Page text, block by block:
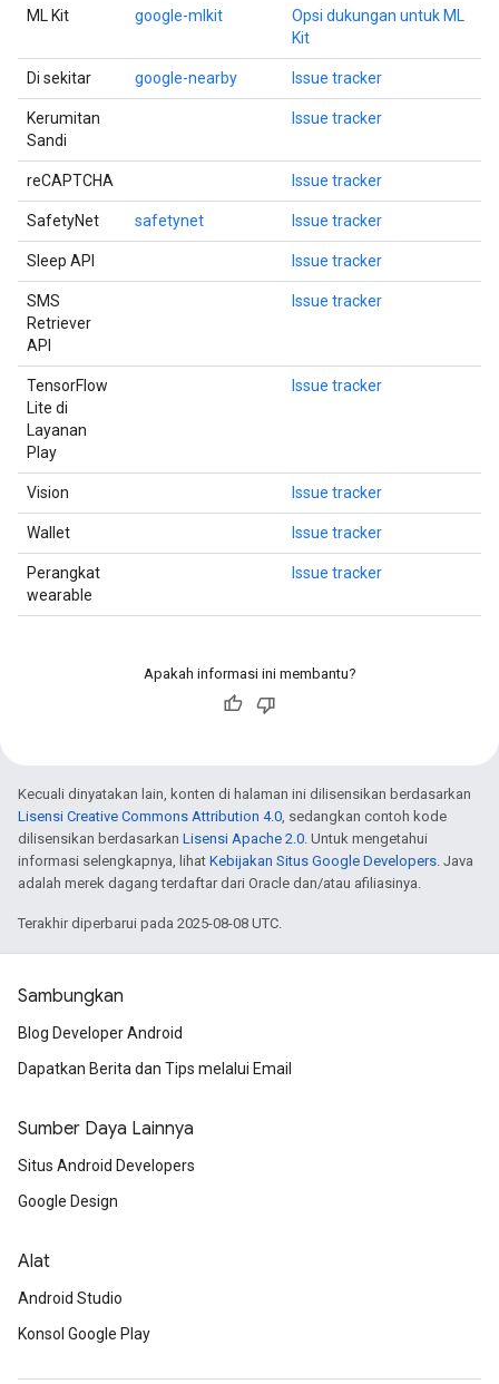
ML Kit google-mlkit
Opsi dukungan untuk ML
Kit
Di sekitar google-nearby Issue tracker
Kerumitan
Sandi
Issue tracker
reCAPTCHA Issue tracker
SafetyNet safetynet Issue tracker
Sleep API Issue tracker
SMS
Retriever
API
Issue tracker
TensorFlow
Lite di
Layanan
Play
Issue tracker
Vision Issue tracker
Wallet Issue tracker
Perangkat
wearable
Issue tracker
Apakah informasi ini membantu?
Kecuali dinyatakan lain, konten di halaman ini dilisensikan berdasarkan
Lisensi Creative Commons Attribution 4.0, sedangkan contoh kode
dilisensikan berdasarkan Lisensi Apache 2.0. Untuk mengetahui
informasi selengkapnya, lihat Kebijakan Situs Google Developers. Java
adalah merek dagang terdaftar dari Oracle dan/atau afiliasinya.
Terakhir diperbarui pada 2025-08-08 UTC.
Sambungkan
Blog Developer Android
Dapatkan Berita dan Tips melalui Email
Sumber Daya Lainnya
Situs Android Developers
Google Design
Alat
Android Studio
Konsol Google Play